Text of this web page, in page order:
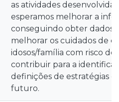
as atividades
esperamos melhorar a
conseguindo obter dados
melhorar os cuidados de
idosos/família com risco de
contribuir para a
definições de estratégias
futuro.